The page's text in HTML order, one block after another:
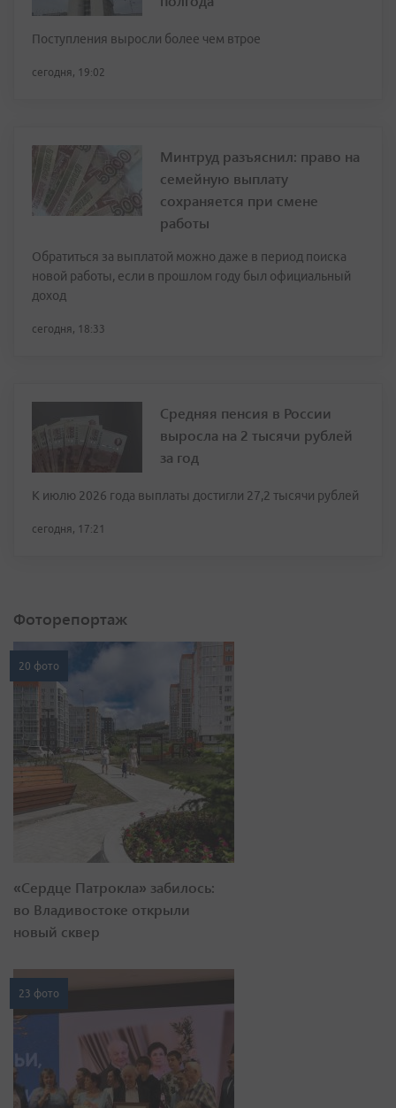
Поступления выросли более чем втрое
сегодня, 19:02
Минтруд разъяснил: право на
семейную выплату
сохраняется при смене
работы
Обратиться за выплатой можно даже в период поиска
новой работы, если в прошлом году был официальный
доход
сегодня, 18:33
Средняя пенсия в России
выросла на 2 тысячи рублей
за год
К июлю 2026 года выплаты достигли 27,2 тысячи рублей
сегодня, 17:21
Фоторепортаж
20 фото
«Сердце Патрокла» забилось:
во Владивостоке открыли
новый сквер
23 фото